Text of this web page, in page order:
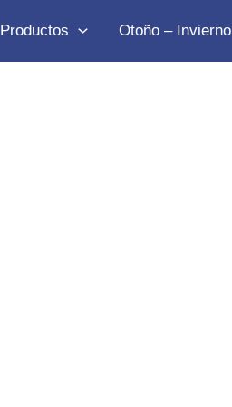
Productos Otoño – Invierno